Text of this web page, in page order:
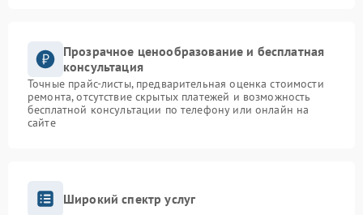
Прозрачное ценообразование и бесплатная
консультация
Точные прайс-листы, предварительная оценка стоимости
ремонта, отсутствие скрытых платежей и возможность
бесплатной консультации по телефону или онлайн на
сайте
Широкий спектр услуг